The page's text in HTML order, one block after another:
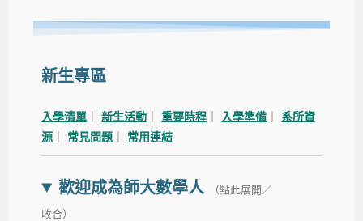
新生專區
入學清單 新生活動 重要時程 入學準備
系所資
源
常見問題 常用連結
歡迎成為師大數學人
（點此展開／
收合）